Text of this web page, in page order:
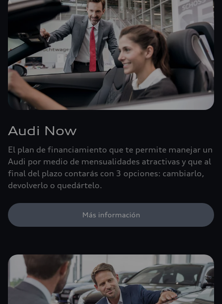
Audi Now
El plan de financiamiento que te permite manejar un
Audi por medio de mensualidades atractivas y que al
final del plazo contarás con 3 opciones: cambiarlo,
devolverlo o quedártelo.
Más información